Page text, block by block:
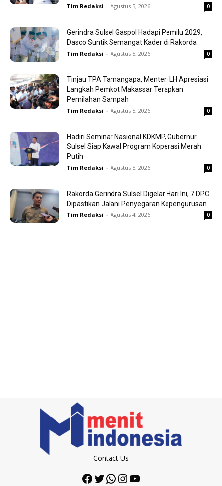
Tim Redaksi - Agustus 5, 2026 0
Gerindra Sulsel Gaspol Hadapi Pemilu 2029,
Dasco Suntik Semangat Kader di Rakorda
Tim Redaksi - Agustus 5, 2026 0
Tinjau TPA Tamangapa, Menteri LH Apresiasi
Langkah Pemkot Makassar Terapkan
Pemilahan Sampah
Tim Redaksi - Agustus 5, 2026 0
Hadiri Seminar Nasional KDKMP, Gubernur
Sulsel Siap Kawal Program Koperasi Merah
Putih
Tim Redaksi - Agustus 5, 2026 0
Rakorda Gerindra Sulsel Digelar Hari Ini, 7 DPC
Dipastikan Jalani Penyegaran Kepengurusan
Tim Redaksi - Agustus 4, 2026 0
Contact Us
Facebook
Twitter
WhatsApp
Instagram
YouTube